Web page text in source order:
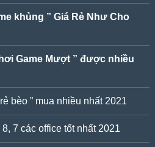
khủng ” Giá Rẻ Như Cho
Game Mượt ” được nhiều
bèo ” mua nhiều nhất 2021
7 các office tốt nhất 2021